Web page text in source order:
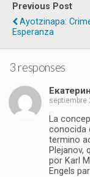
Previous Post
Ayotzinapa:
Esperanza
3 responses
septiembre
La
conocida
termino
Plejanov,
por Karl
Engels